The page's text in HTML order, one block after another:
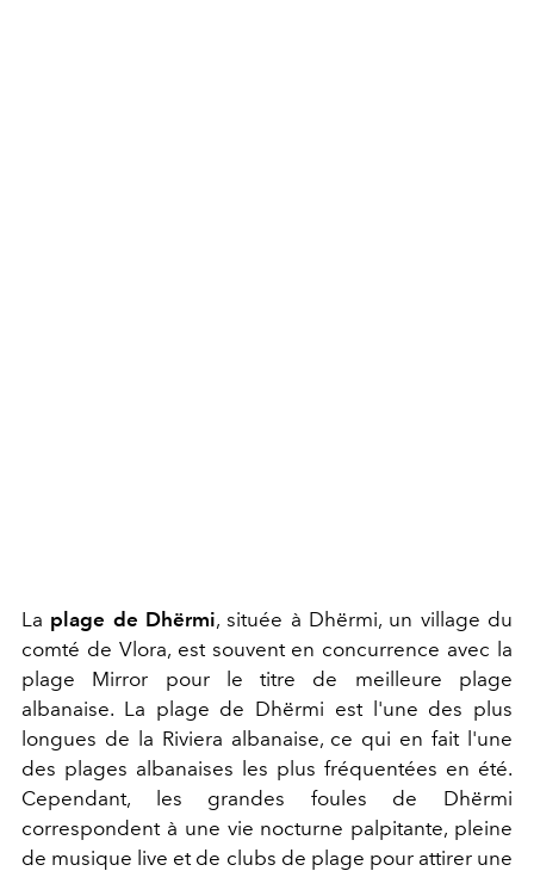
La plage de Dhërmi, située à Dhërmi, un village du
comté de Vlora, est souvent en concurrence avec la
plage Mirror pour le titre de meilleure plage
albanaise. La plage de Dhërmi est l'une des plus
longues de la Riviera albanaise, ce qui en fait l'une
des plages albanaises les plus fréquentées en été.
Cependant, les grandes foules de Dhërmi
correspondent à une vie nocturne palpitante, pleine
de musique live et de clubs de plage pour attirer une